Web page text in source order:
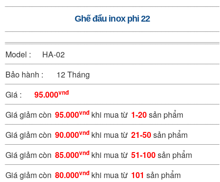
Ghế đẩu inox phi 22
Model :
HA-02
Bảo hành :
12 Tháng
Giá :
95.000vnđ
Giá giảm còn 95.000vnđkhi mua từ 1-20sản phẩm
Giá giảm còn 90.000vnđkhi mua từ 21-50sản phẩm
Giá giảm còn 85.000vnđkhi mua từ 51-100sản phẩm
Giá giảm còn 80.000vnđkhi mua từ 101 sản phẩm